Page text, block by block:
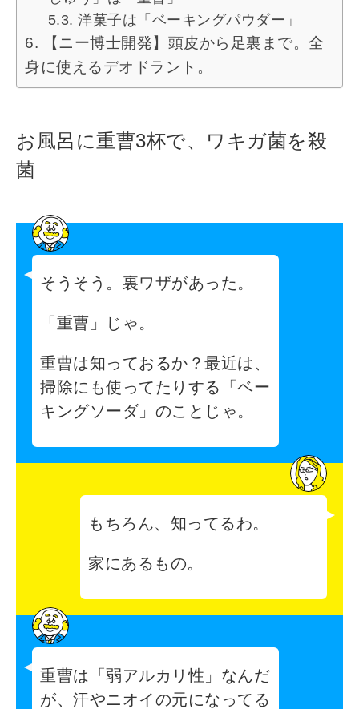
洋菓子は「ベーキングパウダー」
【ニー博士開発】頭皮から足裏まで。全
身に使えるデオドラント。
お風呂に重曹3杯で、ワキガ菌を殺
菌
そうそう。裏ワザがあった。
「重曹」じゃ。
重曹は知っておるか？最近は、
掃除にも使ってたりする「ベー
キングソーダ」のことじゃ。
もちろん、知ってるわ。
家にあるもの。
重曹は「弱アルカリ性」なんだ
が、汗やニオイの元になってる